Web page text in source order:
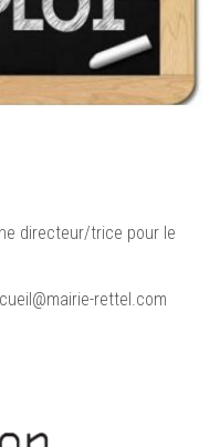
directeur/trice pour le
rettel.com